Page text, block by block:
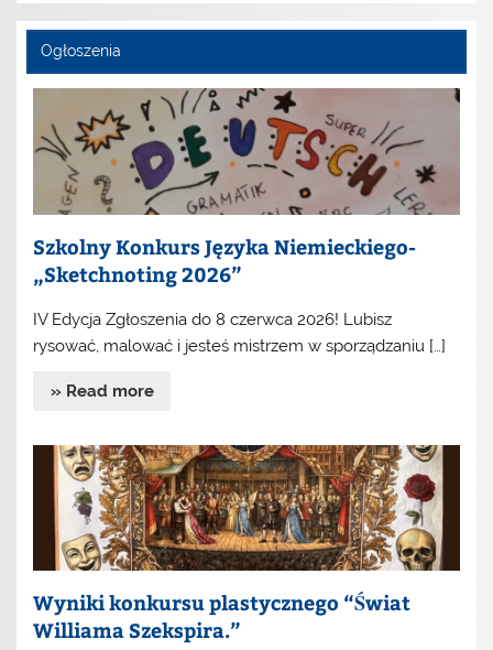
Ogłoszenia
Szkolny Konkurs Języka Niemieckiego-
„Sketchnoting 2026”
IV Edycja Zgłoszenia do 8 czerwca 2026! Lubisz
rysować, malować i jesteś mistrzem w sporządzaniu […]
» Read more
Wyniki konkursu plastycznego “Świat
Williama Szekspira.”